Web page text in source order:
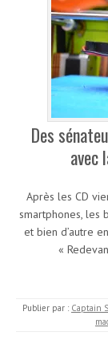
Des
avec
Après les CD
smartphones, les
et bien d’autre
«
Publier par : Captain